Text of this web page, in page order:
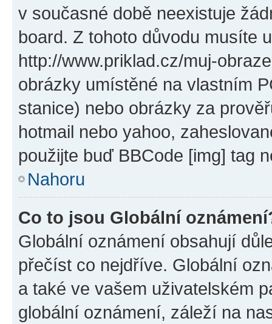
v současné době neexistuje
board. Z tohoto důvodu musíte
http://www.priklad.cz/muj-
obrázky umístěné na vlastním
stanice) nebo obrázky za
hotmail nebo yahoo,
použijte buď BBCode [img] tag
Nahoru
Co to jsou Globální
Globální oznámení obsahují
přečíst co nejdříve. Globální
a také ve vašem uživatelském
globální oznámení, záleží na